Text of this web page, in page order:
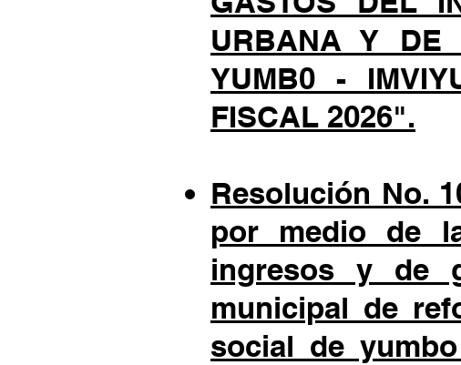
URBANA Y DE
YUMB0 -
FISCAL 2026".
Resolución No.
por medio de
ingresos y de
municipal de
social de